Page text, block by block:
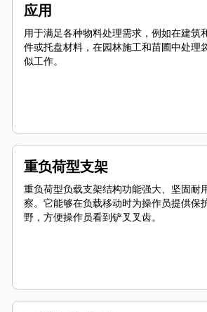
应用
用于满足各种物料处理需求，例如在建筑
件或托盘材料，在园林施工和苗圃中处理
似工作。
重负荷型支架
重负荷型负载支架结构功能强大、坚固耐
察。它能够在负载移动时为操作员提供保
野，方便操作员看到铲叉叉齿。